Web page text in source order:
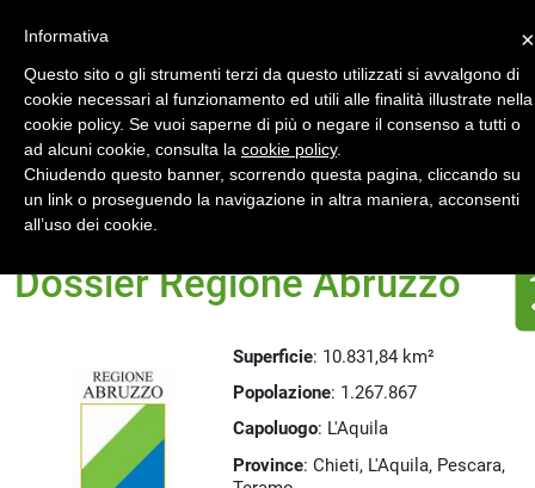
Home Dossier Regioni
Dossier Regione Abruzzo
Superficie: 10.831,84 km²
Popolazione: 1.267.867
Capoluogo: L'Aquila
Province: Chieti, L'Aquila, Pescara,
×
Informativa
Questo sito o gli strumenti terzi da questo utilizzati si avvalgono di
cookie necessari al funzionamento ed utili alle finalità illustrate nella
cookie policy. Se vuoi saperne di più o negare il consenso a tutti o
ad alcuni cookie, consulta la cookie policy.
Chiudendo questo banner, scorrendo questa pagina, cliccando su
un link o proseguendo la navigazione in altra maniera, acconsenti
all’uso dei cookie.